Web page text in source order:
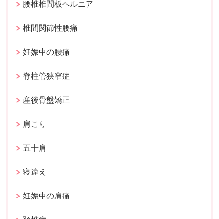
腰椎椎間板ヘルニア
椎間関節性腰痛
妊娠中の腰痛
脊柱管狭窄症
産後骨盤矯正
肩こり
五十肩
寝違え
妊娠中の肩痛